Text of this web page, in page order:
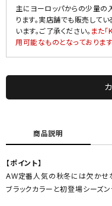
主にヨーロッパからの少量の
ります。実店舗でも販売して
います。ご了承ください。 また
用可能なものとなっております
商品説明
【ポイント】
AW定番人気の秋冬には欠かせ
ブラックカラーと初登場シーズ